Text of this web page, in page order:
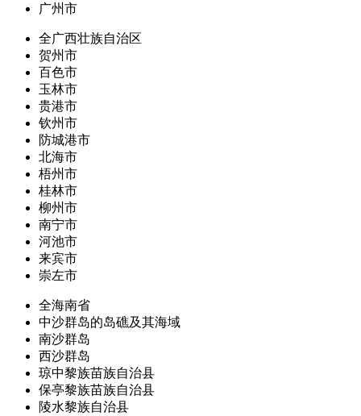
广州市
全广西壮族自治区
贺州市
百色市
玉林市
贵港市
钦州市
防城港市
北海市
梧州市
桂林市
柳州市
南宁市
河池市
来宾市
崇左市
全海南省
中沙群岛的岛礁及其海域
南沙群岛
西沙群岛
琼中黎族苗族自治县
保亭黎族苗族自治县
陵水黎族自治县